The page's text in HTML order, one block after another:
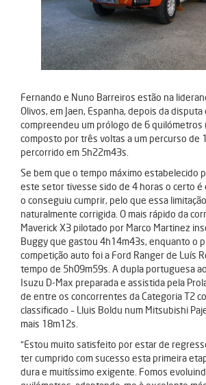
Fernando e Nuno Barreiros estão na
Olivos, em Jaen, Espanha, depois da disputa
compreendeu um prólogo de 6 quilómetros
composto por três voltas a um percurso de
percorrido em 5h22m43s.
Se bem que o tempo máximo estabelecido
este setor tivesse sido de 4 horas o certo é
o conseguiu cumprir, pelo que essa
naturalmente corrigida. O mais rápido da
Maverick X3 pilotado por Marco Martinez
Buggy que gastou 4h14m43s, enquanto o
competição auto foi a Ford Ranger de Luís
tempo de 5h09m59s. A dupla portuguesa
Isuzu D-Max preparada e assistida pela
de entre os concorrentes da Categoria T2
classificado – Lluis Boldu num Mitsubishi
mais 18m12s.
“Estou muito satisfeito por estar de
ter cumprido com sucesso esta primeira
dura e muitíssimo exigente. Fomos